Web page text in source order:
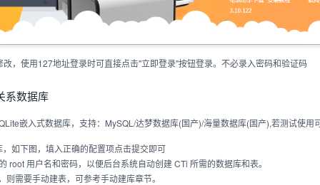
，使用127地址登录时可直接点击"立即登录"按钮登录。不必录入密码和验证码
系数据库
嵌入式数据库，支持：MySQL/达梦数据库(国产)/海量数据库(国产),若测试使用
如下图，填入正确的配置项点击提交即可
root 用户名和密码，以便后台系统自动创建 CTi 所需的数据库和表。
则需要手动建表，可参考手动建库章节。